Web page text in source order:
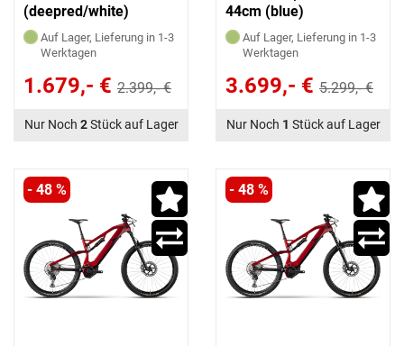
(deepred/white)
Auf Lager, Lieferung in 1-3
Werktagen
1.679,- € 2.399,- €
Nur Noch 2Stück auf Lager
44cm (blue)
Auf Lager, Lieferung in 1-3
Werktagen
3.699,- € 5.299,- €
Nur Noch 1 Stück auf Lager
- 48 % - 48 %